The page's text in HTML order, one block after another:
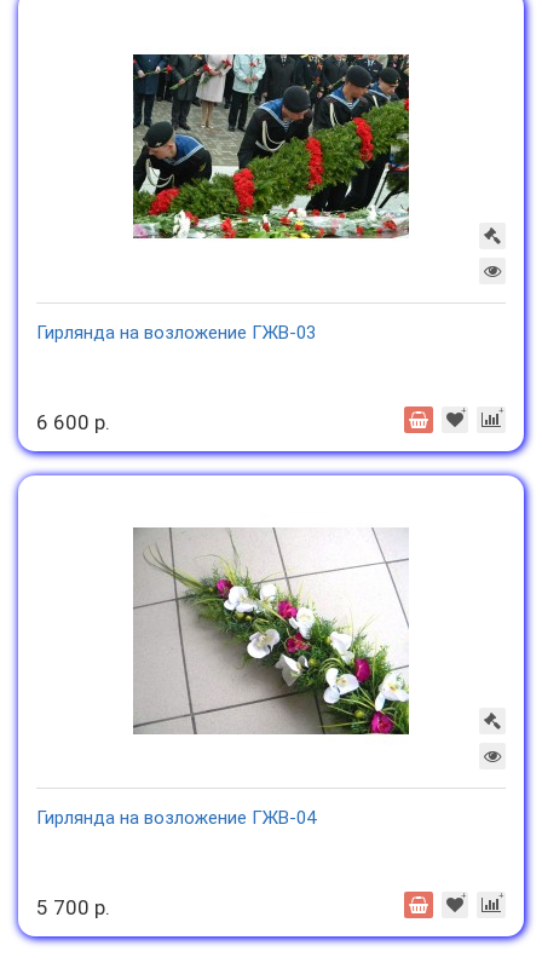
Гирлянда на возложение ГЖВ-03
6 600 р.
Гирлянда на возложение ГЖВ-04
5 700 р.